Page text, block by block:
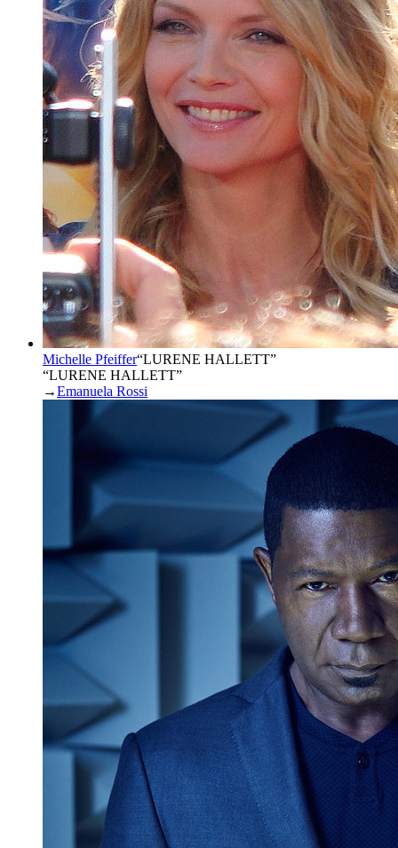
Michelle Pfeiffer“LURENE HALLETT”
“LURENE HALLETT”
→Emanuela Rossi